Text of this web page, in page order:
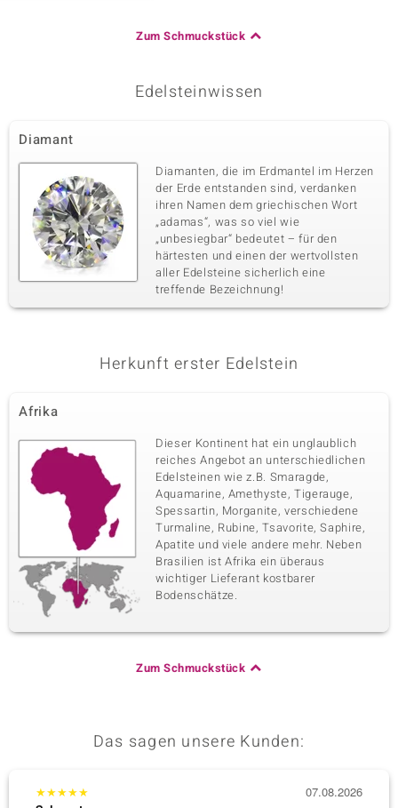
Zum Schmuckstück
Edelsteinwissen
Diamant
Diamanten, die im Erdmantel im Herzen
der Erde entstanden sind, verdanken
ihren Namen dem griechischen Wort
„adamas“, was so viel wie
„unbesiegbar“ bedeutet – für den
härtesten und einen der wertvollsten
aller Edelsteine sicherlich eine
treffende Bezeichnung!
Herkunft erster Edelstein
Afrika
Dieser Kontinent hat ein unglaublich
reiches Angebot an unterschiedlichen
Edelsteinen wie z.B. Smaragde,
Aquamarine, Amethyste, Tigerauge,
Spessartin, Morganite, verschiedene
Turmaline, Rubine, Tsavorite, Saphire,
Apatite und viele andere mehr. Neben
Brasilien ist Afrika ein überaus
wichtiger Lieferant kostbarer
Bodenschätze.
Zum Schmuckstück
Das sagen unsere Kunden:
★★★★★
07.08.2026